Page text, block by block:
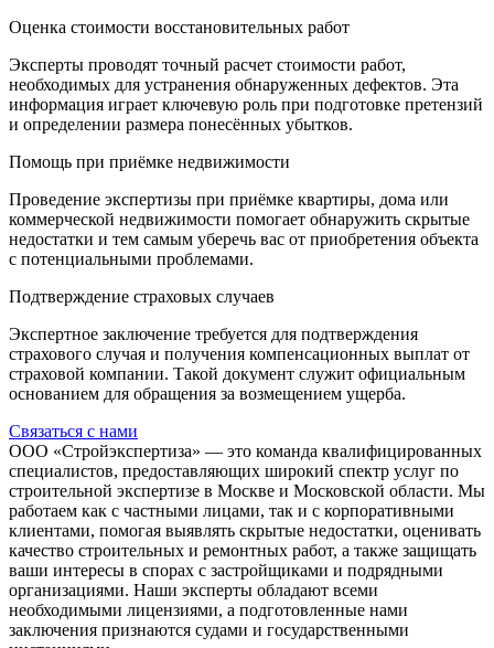
Оценка стоимости восстановительных работ
Эксперты проводят точный расчет стоимости работ,
необходимых для устранения обнаруженных дефектов. Эта
информация играет ключевую роль при подготовке претензий
и определении размера понесённых убытков.
Помощь при приёмке недвижимости
Проведение экспертизы при приёмке квартиры, дома или
коммерческой недвижимости помогает обнаружить скрытые
недостатки и тем самым уберечь вас от приобретения объекта
с потенциальными проблемами.
Подтверждение страховых случаев
Экспертное заключение требуется для подтверждения
страхового случая и получения компенсационных выплат от
страховой компании. Такой документ служит официальным
основанием для обращения за возмещением ущерба.
Связаться с нами
ООО «Стройэкспертиза» — это команда квалифицированных
специалистов, предоставляющих широкий спектр услуг по
строительной экспертизе в Москве и Московской области. Мы
работаем как с частными лицами, так и с корпоративными
клиентами, помогая выявлять скрытые недостатки, оценивать
качество строительных и ремонтных работ, а также защищать
ваши интересы в спорах с застройщиками и подрядными
организациями. Наши эксперты обладают всеми
необходимыми лицензиями, а подготовленные нами
заключения признаются судами и государственными